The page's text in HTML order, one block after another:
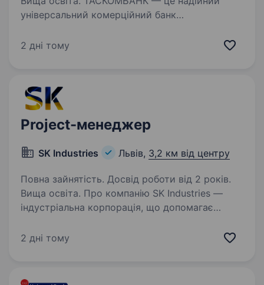
універсальний комерційний банк
36 років успішного бізнесу в Україні. Робота
2 дні тому
Project-менеджер
SK Industries Львів, 3,2 км від центру
Повна зайнятість. Досвід роботи від 2 років.
Вища освіта. Про компанію SK Industries —
індустріальна корпорація, що допомагає
цифрову трансформацію. Наш консалтинговий
2 дні тому